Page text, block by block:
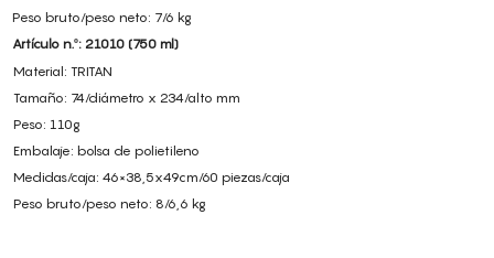
Peso bruto/peso neto: 7/6 kg
Artículo n.º: 21010 (750 ml)
Material: TRITAN
Tamaño: 74/diámetro x 234/alto mm
Peso: 110g
Embalaje: bolsa de polietileno
Medidas/caja: 46×38,5x49cm/60 piezas/caja
Peso bruto/peso neto: 8/6,6 kg